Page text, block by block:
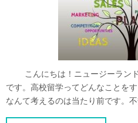
こんにちは！ニュージーランド
です。高校留学ってどんなことを
なんて考えるのは当たり前です。